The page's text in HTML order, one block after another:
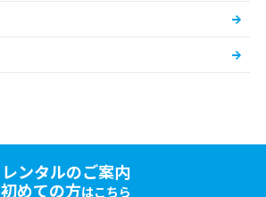
レンタルのご案内
初めての方はこちら